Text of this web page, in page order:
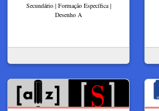
Secundário | Formação Específica |
Desenho A